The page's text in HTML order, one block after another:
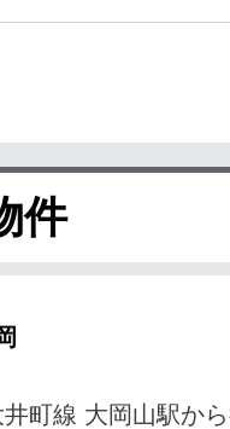
件
町線 大岡山駅か